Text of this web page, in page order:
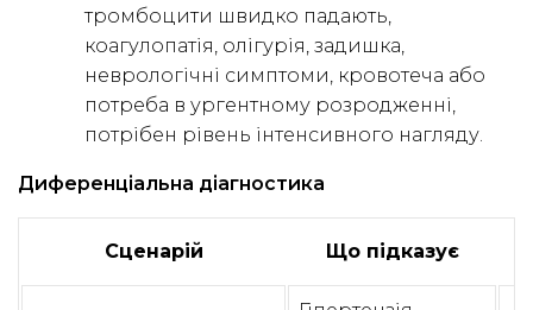
тромбоцити швидко падають,
коагулопатія, олігурія, задишка,
неврологічні симптоми, кровотеча або
потреба в ургентному розродженні,
потрібен рівень інтенсивного нагляду.
Диференціальна діагностика
Сценарій Що підказує